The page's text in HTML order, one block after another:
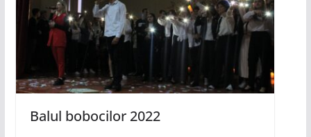
Balul bobocilor 2022